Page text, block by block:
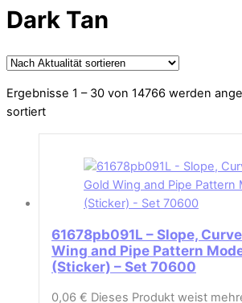
Dark Tan
Ergebnisse 1 – 30 von 14766 werden
sortiert
61678pb091L – Slope,
Wing and Pipe Pattern
(Sticker) – Set 70600
0,06 € Dieses Produkt weist